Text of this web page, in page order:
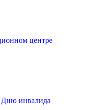
центре
Дню инвалида